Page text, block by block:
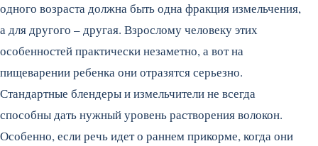
одного возраста должна быть одна фракция измельчения,
а для другого – другая. Взрослому человеку этих
особенностей практически незаметно, а вот на
пищеварении ребенка они отразятся серьезно.
Стандартные блендеры и измельчители не всегда
способны дать нужный уровень растворения волокон.
Особенно, если речь идет о раннем прикорме, когда они